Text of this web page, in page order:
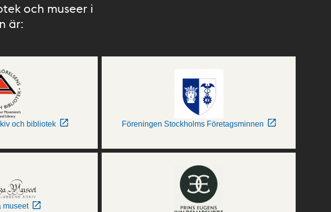
och museer i
är:
och bibliotek Föreningen Stockholms Företagsminnen
museet